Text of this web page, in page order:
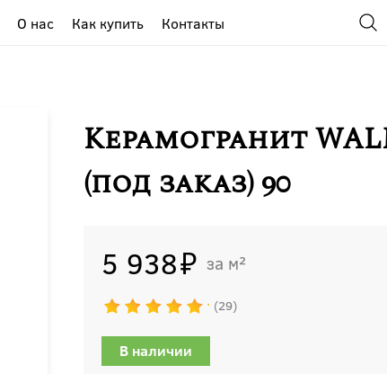
О нас Как купить Контакты
Керамогранит
(под заказ) 90
5 938 м²
29
В наличии